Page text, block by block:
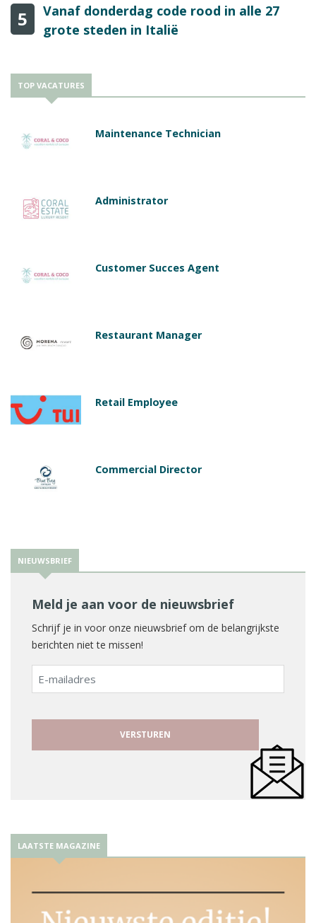
5
Vanaf donderdag code rood in alle 27
grote steden in Italië
TOP VACATURES
Maintenance Technician
Administrator
Customer Succes Agent
Restaurant Manager
Retail Employee
Commercial Director
NIEUWSBRIEF
Meld je aan voor de nieuwsbrief
Schrijf je in voor onze nieuwsbrief om de belangrijkste
berichten niet te missen!
E-
mailadres
LAATSTE MAGAZINE